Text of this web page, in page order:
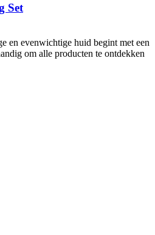
Set
en evenwichtige huid begint met een
om alle producten te ontdekken